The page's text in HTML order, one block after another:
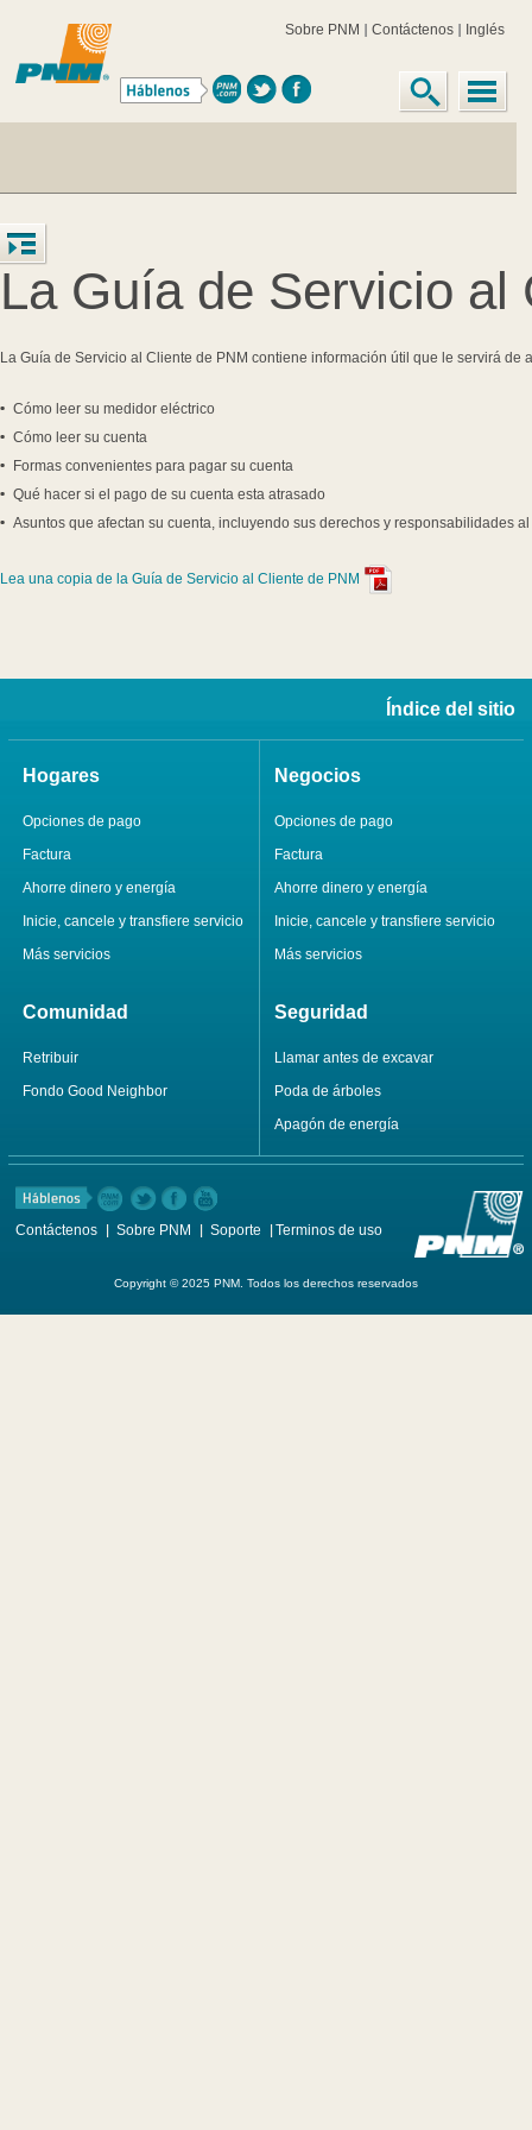
Sobre PNM Contáctenos Inglés
La Guía de Servicio al
La Guía de Servicio al Cliente de PNM contiene información útil que le servirá de
Cómo leer su medidor eléctrico
Cómo leer su cuenta
Formas convenientes para pagar su cuenta
Qué hacer si el pago de su cuenta esta atrasado
Asuntos que afectan su cuenta, incluyendo sus derechos y responsabilidades
Lea una copia de la Guía de Servicio al Cliente de PNM
Índice del sitio
Hogares
Opciones de pago
Factura
Ahorre dinero y energía
Inicie, cancele y transfiere servicio
Más servicios
Negocios
Opciones de pago
Factura
Ahorre dinero y energía
Inicie, cancele y transfiere servicio
Más servicios
Comunidad
Retribuir
Fondo Good Neighbor
Seguridad
Llamar antes de excavar
Poda de árboles
Apagón de energía
Contáctenos Sobre PNM Soporte Terminos de uso
Copyright © 2025 PNM. Todos los derechos reservados